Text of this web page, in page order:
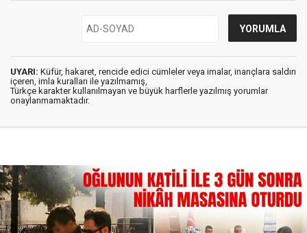
UYARI: Küfür, hakaret, rencide edici cümleler veya imalar, inançlara saldırı
içeren, imla kuralları ile yazılmamış,
Türkçe karakter kullanılmayan ve büyük harflerle yazılmış yorumlar
onaylanmamaktadır.